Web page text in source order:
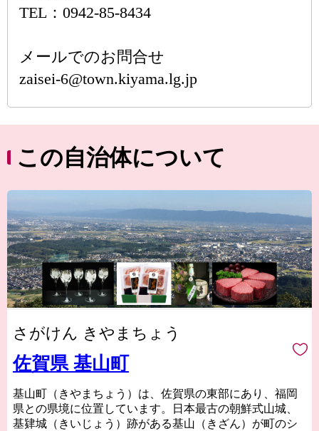
TEL：0942-85-8434
メールでのお問合せ
zaisei-6@town.kiyama.lg.jp
この自治体について
さがけん きやまちょう
佐賀県 基山町
基山町（きやまちょう）は、佐賀県の東部にあり、福岡
県との県境に位置しています。日本最古の朝鮮式山城、
基肄城（きいじょう）跡がある基山（きざん）が町のシ